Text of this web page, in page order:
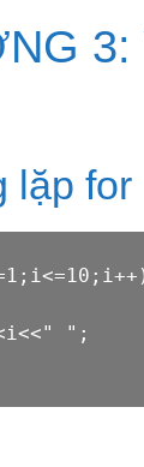
3:
lặp for
";